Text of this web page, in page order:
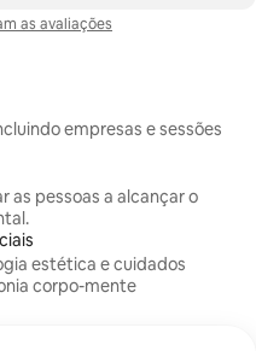
as avaliações
empresas e sessões
as pessoas a alcançar o
estética e cuidados
corpo-mente